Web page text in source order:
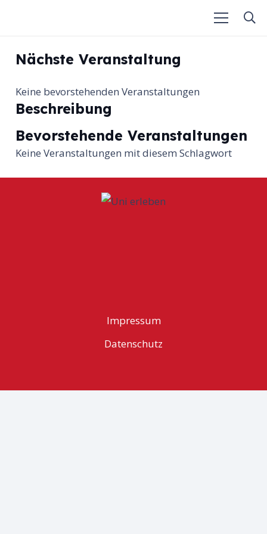
Nächste Veranstaltung
Keine bevorstehenden Veranstaltungen
Beschreibung
Bevorstehende Veranstaltungen
Keine Veranstaltungen mit diesem Schlagwort
Impressum
Datenschutz